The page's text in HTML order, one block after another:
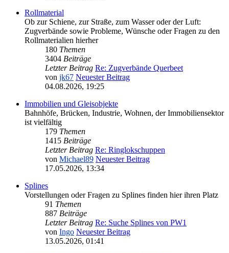
Rollmaterial
Ob zur Schiene, zur Straße, zum Wasser oder der Luft:
Zugverbände sowie Probleme, Wünsche oder Fragen zu den
Rollmaterialien hierher
180 Themen
3404 Beiträge
Letzter Beitrag Re: Zugverbände Querbeet
von jk67 Neuester Beitrag
04.08.2026, 19:25
Immobilien und Gleisobjekte
Bahnhöfe, Brücken, Industrie, Wohnen, der Immobiliensektor
ist vielfältig
179 Themen
1415 Beiträge
Letzter Beitrag Re: Ringlokschuppen
von Michael89 Neuester Beitrag
17.05.2026, 13:34
Splines
Vorstellungen oder Fragen zu Splines finden hier ihren Platz
91 Themen
887 Beiträge
Letzter Beitrag Re: Suche Splines von PW1
von Ingo Neuester Beitrag
13.05.2026, 01:41